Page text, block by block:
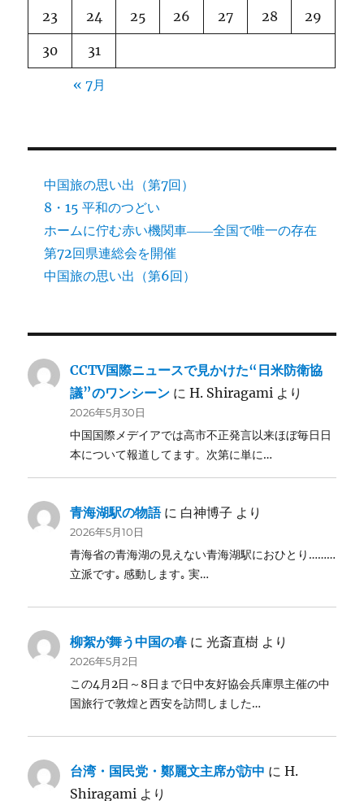
23 24 25 26 27 28 29
30 31
« 7月
中国旅の思い出（第7回）
8・15 平和のつどい
ホームに佇む赤い機関車――全国で唯一の存在
第72回県連総会を開催
中国旅の思い出（第6回）
CCTV国際ニュースで見かけた“日米防衛協
議”のワンシーン にH. Shiragami より
2026年5月30日
中国国際メデイアでは高市不正発言以来ほぼ毎日日
本について報道してます。次第に単に…
青海湖駅の物語に 白神博子 より
2026年5月10日
青海省の青海湖の見えない青海湖駅におひとり………
立派です｡ 感動します｡ 実…
柳絮が舞う中国の春 に光斎直樹 より
2026年5月2日
この4月2日～8日まで日中友好協会兵庫県主催の中
国旅行で敦煌と西安を訪問しました…
台湾・国民党・鄭麗文主席が訪中 にH.
Shiragami より